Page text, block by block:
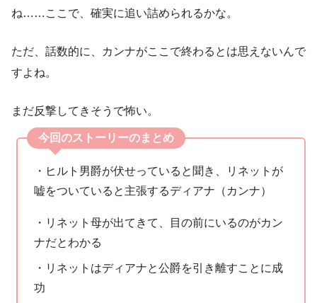
ね……ここで、確実に追い詰められるかな。
ただ、話数的に、カンナがここで終わるとは思えないんで
すよね。
まだ反撃してきそうで怖い。
今回のストーリーのまとめ
・ヒルト男爵が伏せっていると聞き、リネットが
嘘をついていると主張するディアナ（カンナ）
・リネット母が出てきて、目の前にいるのがカン
ナだとわかる
・リネットはディアナと公爵を引き離すことに成
功